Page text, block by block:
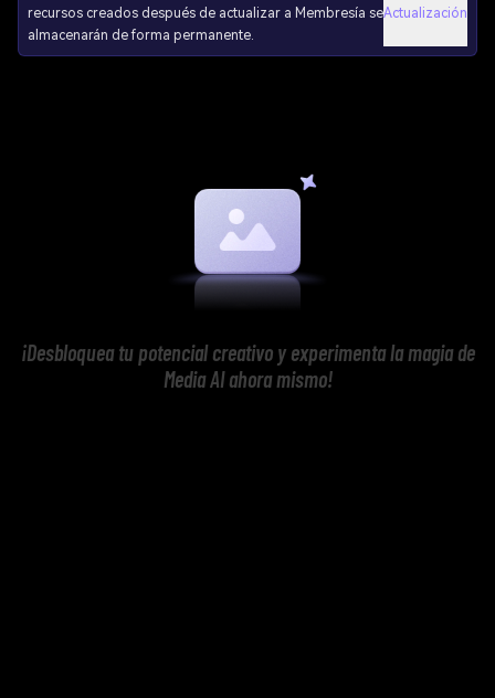
recursos creados después de actualizar a Membresía se
almacenarán de forma permanente.
Actualización
¡Desbloquea tu potencial creativo y experimenta la magia de
Media AI ahora mismo!